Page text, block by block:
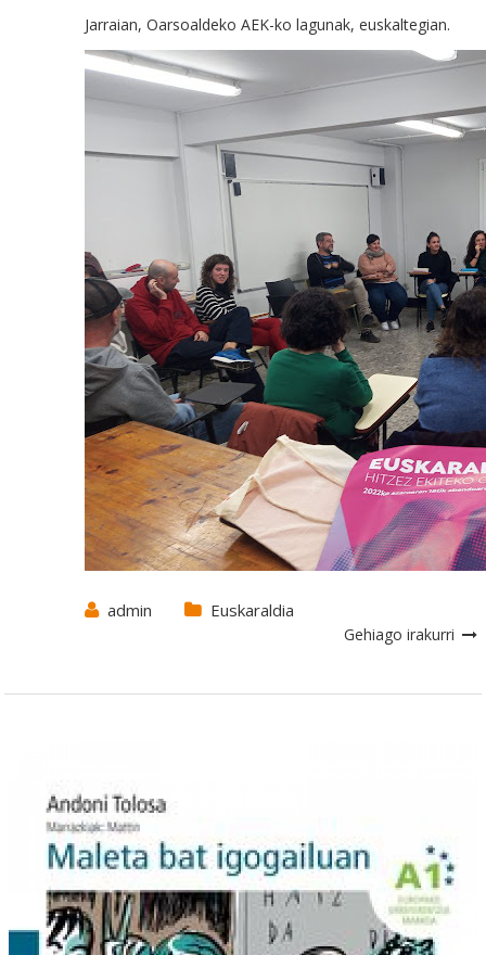
Jarraian, Oarsoaldeko AEK-ko lagunak, euskaltegian.
admin Euskaraldia
Gehiago irakurri